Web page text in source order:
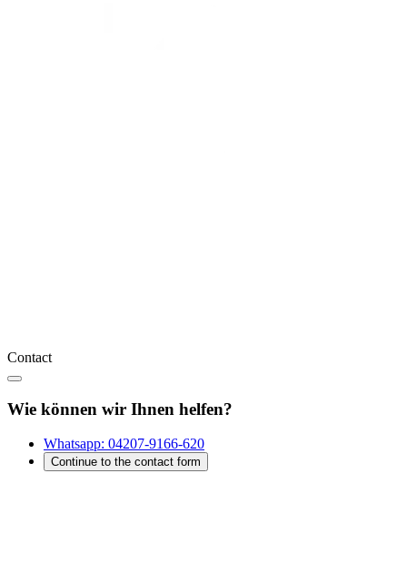
Contact
Wie können wir Ihnen helfen?
Whatsapp: 04207-9166-620